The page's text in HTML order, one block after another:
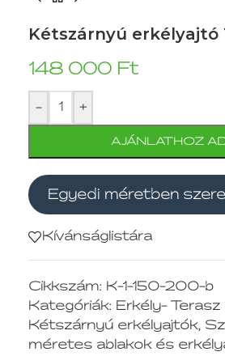
Kétszárnyú erkélyajtó
148 000 Ft
- +
AJÁNLATHOZ
Egyedi méretben
Kívánságlistára
Cikkszám: K-1-150-200-b
Kategóriák: Erkély- Terasz
Kétszárnyú erkélyajtók,
méretes ablakok és